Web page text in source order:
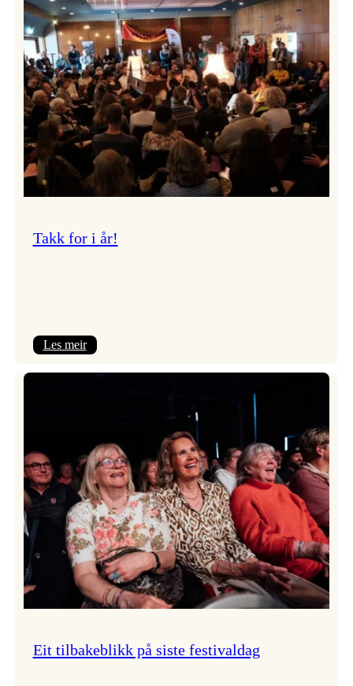
Jazz
om
endringar
i
administrasjonen
Takk for i år!
Les meir:
Eit tilbakeblikk på siste festivaldag